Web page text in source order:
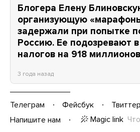
Блогера Елену
организующую
задержали при попытке
Россию. Ее подозревают
налогов на 918
3 года назад
Телеграм Фейсбук Твиттер
Напишите нам
Magic link